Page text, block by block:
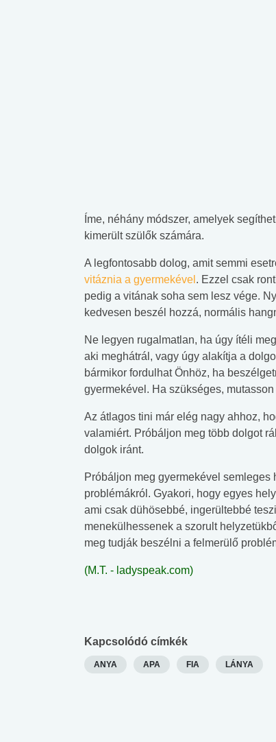
Íme, néhány módszer, amelyek
kimerült szülők számára.
A legfontosabb dolog, amit semmi
vitáznia a gyermekével . Ezzel csak
pedig a vitának soha sem lesz vége.
kedvesen beszél hozzá, normális
Ne legyen rugalmatlan, ha úgy ítéli
aki meghátrál, vagy úgy alakítja a
bármikor fordulhat Önhöz, ha
gyermekével. Ha szükséges,
Az átlagos tini már elég nagy ahhoz,
valamiért. Próbáljon meg több dolgot
dolgok iránt.
Próbáljon meg gyermekével
problémákról. Gyakori, hogy egyes
ami csak dühösebbé, ingerültebbé
menekülhessenek a szorult
meg tudják beszélni a felmerülő
(M.T. - ladyspeak.com)
Kapcsolódó címkék
ANYA APA FIA LÁNYA